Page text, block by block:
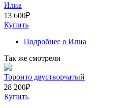
Илиа
13 600₽
Купить
Подробнее о Илиа
Так же смотрели
Торонто двустворчатый
28 200₽
Купить